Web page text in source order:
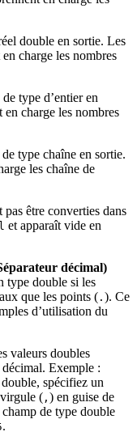
double en sortie. Les
charge les nombres
type d’entier en
en charge les nombres
type chaîne en sortie.
les chaîne de
être converties dans
et apparaît vide en
décimal)
type double si les
que les points ( . ). Ce
d’utilisation du
valeurs doubles
Exemple :
spécifiez un
( , ) en guise de
de type double
.